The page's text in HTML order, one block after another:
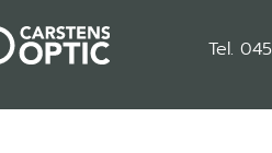
Tel.